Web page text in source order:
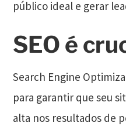
público ideal e gerar
SEO é
Search Engine
para garantir que seu
alta nos resultados de